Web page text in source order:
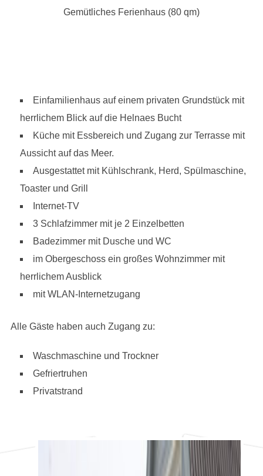
Gemütliches Ferienhaus (80 qm)
Einfamilienhaus auf einem privaten Grundstück mit
herrlichem Blick auf die Helnaes Bucht
Küche mit Essbereich und Zugang zur Terrasse mit
Aussicht auf das Meer.
Ausgestattet mit Kühlschrank, Herd, Spülmaschine,
Toaster und Grill
Internet-TV
3 Schlafzimmer mit je 2 Einzelbetten
Badezimmer mit Dusche und WC
im Obergeschoss ein großes Wohnzimmer mit
herrlichem Ausblick
mit WLAN-Internetzugang
Alle Gäste haben auch Zugang zu:
Waschmaschine und Trockner
Gefriertruhen
Privatstrand